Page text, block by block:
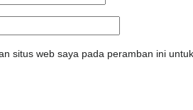
situs web saya pada peramban ini